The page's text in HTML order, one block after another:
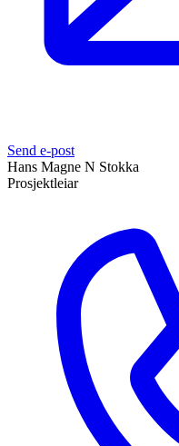
Send e-post
Hans Magne N Stokka
Prosjektleiar